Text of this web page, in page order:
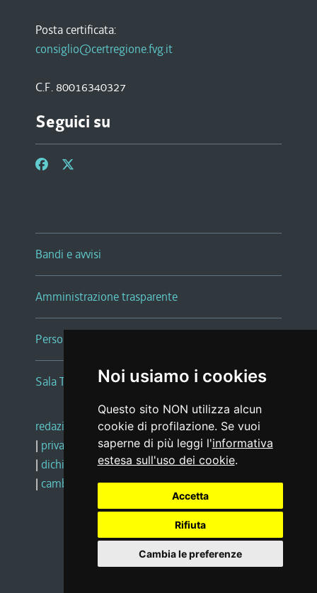
Noi usiamo i cookies
Questo sito NON utilizza alcun
cookie di profilazione. Se vuoi
saperne di più leggi l'informativa
estesa sull'uso dei cookie.
Accetta
Rifiuta
Cambia le preferenze
Posta certificata:
consiglio@certregione.fvg.it
C.F. 80016340327
Seguici su
Bandi e avvisi
Amministrazione trasparente
Persone e Uffici
Sala Tiziano Tessitori
redazione web |note legali |glossario
| privacy
social media policy
| dichiarazione di accessibilità |feedback
| cambio preferenze cookie
Realizzato da